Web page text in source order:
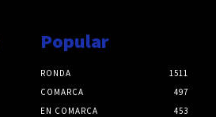
Popular
RONDA
1511
COMARCA
497
EN COMARCA
453